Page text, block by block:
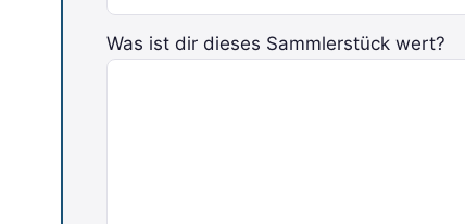
Bitte lasse dieses Feld leer.
Was ist dir dieses Sammlerstück wert?